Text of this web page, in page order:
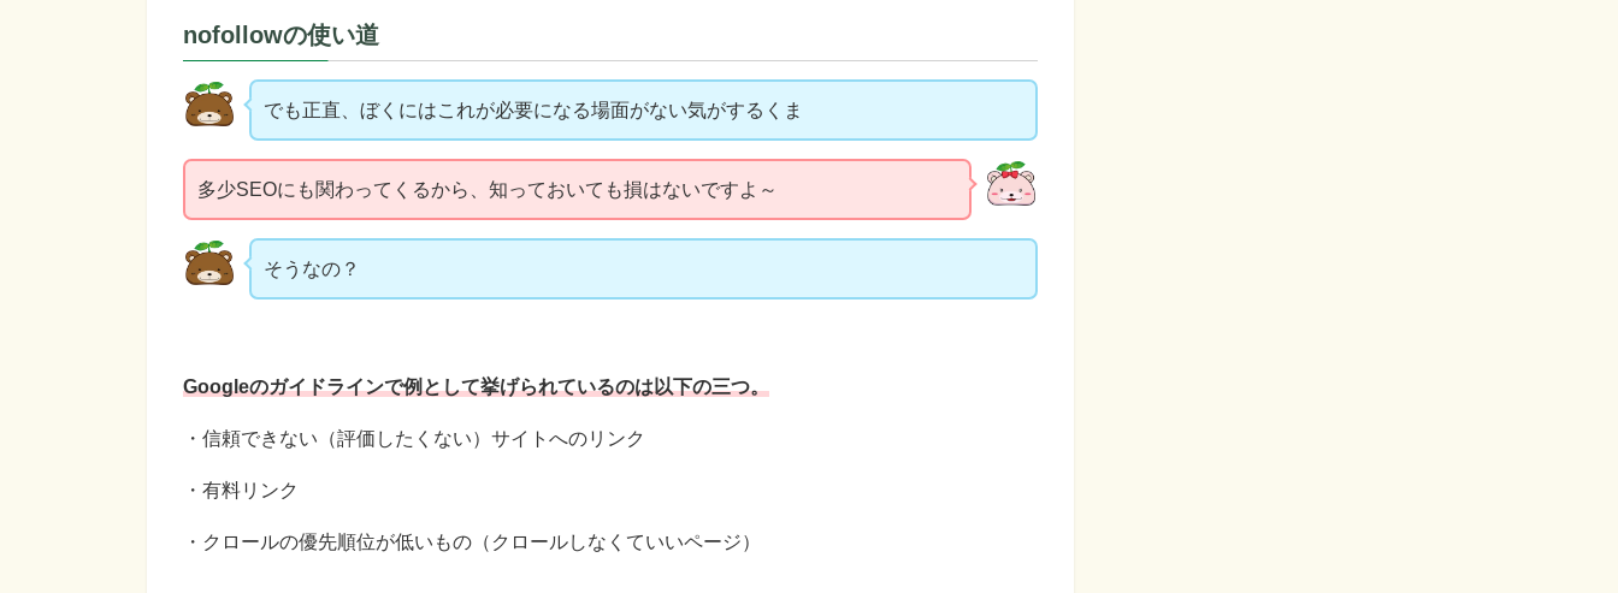
nofollowの使い道
でも正直、ぼくにはこれが必要になる場面がない気がするくま
多少SEOにも関わってくるから、知っておいても損はないですよ～
そうなの？
Googleのガイドラインで例として挙げられているのは以下の三つ。
・信頼できない（評価したくない）サイトへのリンク
・有料リンク
・クロールの優先順位が低いもの（クロールしなくていいページ）